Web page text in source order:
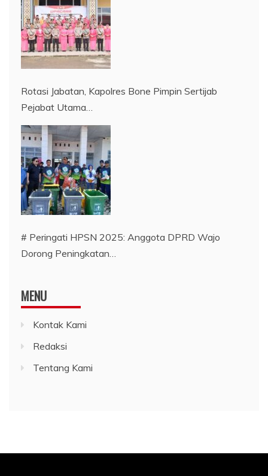
Rotasi Jabatan, Kapolres Bone Pimpin Sertijab
Pejabat Utama…
# Peringati HPSN 2025: Anggota DPRD Wajo
Dorong Peningkatan…
MENU
Kontak Kami
Redaksi
Tentang Kami